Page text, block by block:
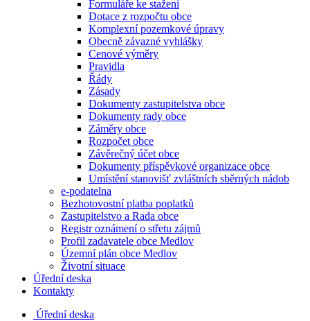
Formuláře ke stažení
Dotace z rozpočtu obce
Komplexní pozemkové úpravy
Obecně závazné vyhlášky
Cenové výměry
Pravidla
Řády
Zásady
Dokumenty zastupitelstva obce
Dokumenty rady obce
Záměry obce
Rozpočet obce
Závěrečný účet obce
Dokumenty příspěvkové organizace obce
Umístění stanovišť zvláštních sběrných nádob
e-podatelna
Bezhotovostní platba poplatků
Zastupitelstvo a Rada obce
Registr oznámení o střetu zájmů
Profil zadavatele obce Medlov
Územní plán obce Medlov
Životní situace
Úřední deska
Kontakty
Úřední deska